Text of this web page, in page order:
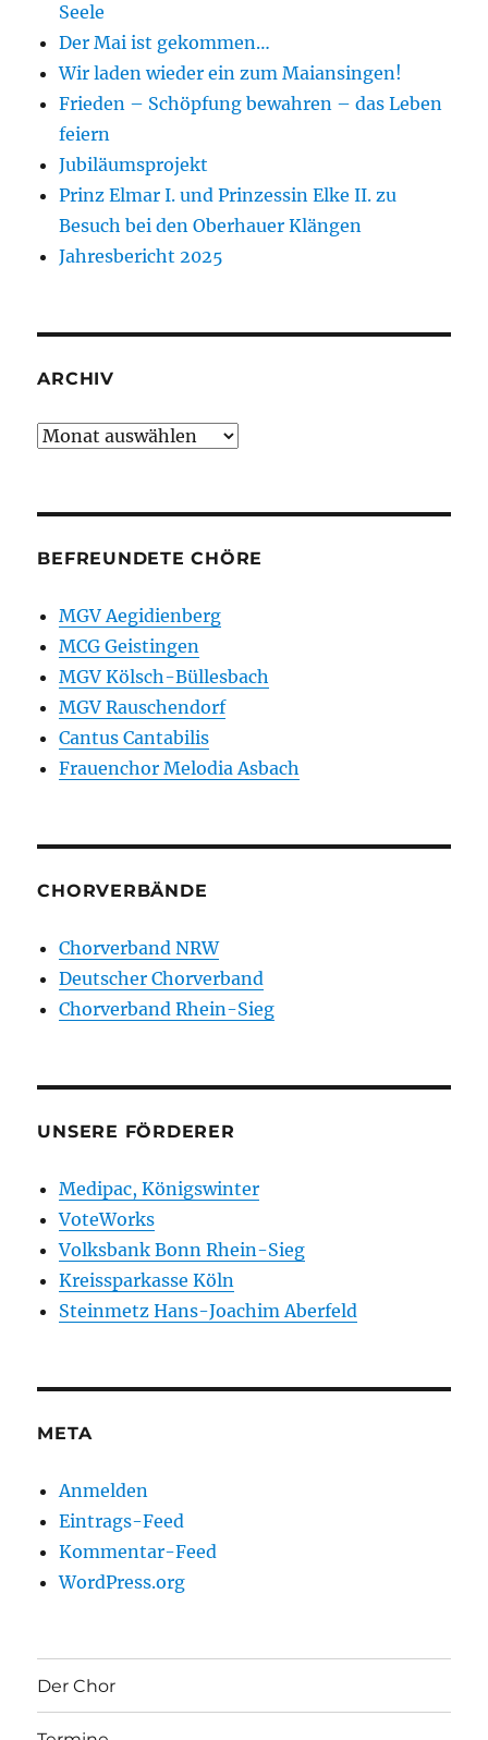
Seele
Der Mai ist gekommen…
Wir laden wieder ein zum Maiansingen!
Frieden – Schöpfung bewahren – das Leben
feiern
Jubiläumsprojekt
Prinz Elmar I. und Prinzessin Elke II. zu
Besuch bei den Oberhauer Klängen
Jahresbericht 2025
ARCHIV
Archiv
BEFREUNDETE CHÖRE
MGV Aegidienberg
MCG Geistingen
MGV Kölsch-Büllesbach
MGV Rauschendorf
Cantus Cantabilis
Frauenchor Melodia Asbach
CHORVERBÄNDE
Chorverband NRW
Deutscher Chorverband
Chorverband Rhein-Sieg
UNSERE FÖRDERER
Medipac, Königswinter
VoteWorks
Volksbank Bonn Rhein-Sieg
Kreissparkasse Köln
Steinmetz Hans-Joachim Aberfeld
META
Anmelden
Eintrags-Feed
Kommentar-Feed
WordPress.org
Der Chor